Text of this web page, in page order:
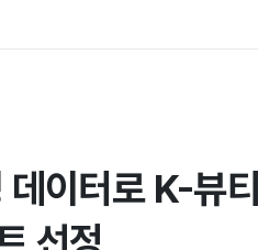
데이터로 K-뷰